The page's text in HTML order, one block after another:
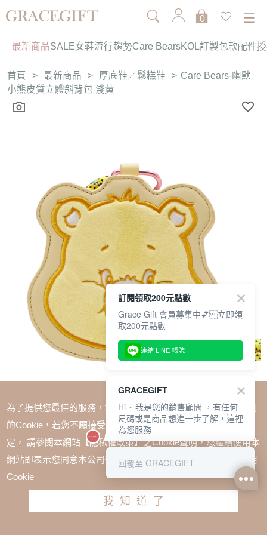
0
最新商品SALE女鞋流行趨勢Care BearsKOL訂製包款配件
首頁 > 最新商品 > 厚底鞋／鬆糕鞋 > Care Bears-幽默
小熊皮質立體斜背包 淺黃
Care Bears-幽默小熊皮質立體斜背包 淺黃
為了提供您最佳的服務，本網站會在您的電腦中放置並取用我們
的Cookie，若您不願接受Cookie時應如何變更電腦的Cookie設
定， 請參閱本網站【隱私權政策】之Cookie聲明，您繼續使用本
網站即表示您同意本公司得按本網站使用條款之Cookie聲明使用
Cookie
我知道了
訂閱領取200元點數
Grace Gift 會員募集中💕 立即領
取200元點數
連結 LINE 帳號
GRACEGIFT
Hi ~ 我是您的銷售顧問 ，有任何
尺碼或是商品想進一步了解，這裡
為您服務
回覆至 GRACEGIFT